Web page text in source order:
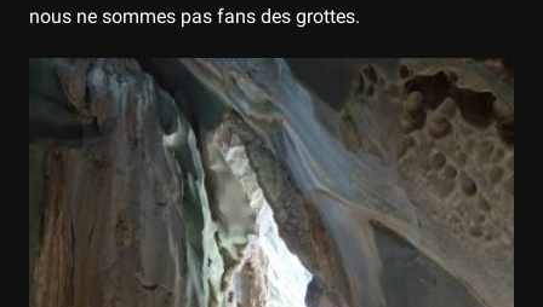
nous ne sommes pas fans des grottes.